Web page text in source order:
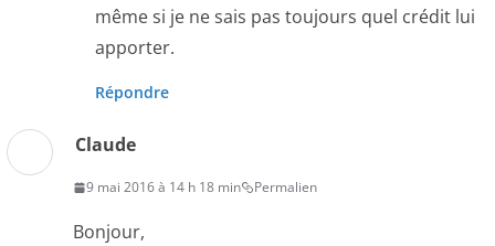
même si je ne sais pas toujours quel crédit lui
apporter.
Répondre
Claude
9 mai 2016 à 14 h 18 min Permalien
Bonjour,